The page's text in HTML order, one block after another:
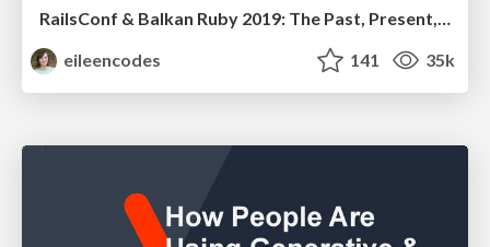
RailsConf & Balkan Ruby 2019: The Past, Present, and Future of Rails at GitHub
eileencodes
141 35k